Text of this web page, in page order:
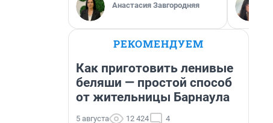
Анастасия Завгородняя
РЕКОМЕНДУЕМ
Как приготовить ленивые
беляши — простой способ
от жительницы Барнаула
5 августа 12 424 4